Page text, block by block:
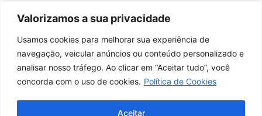
Valorizamos a sua privacidade
Usamos cookies para melhorar sua experiência de
navegação, veicular anúncios ou conteúdo personalizado e
analisar nosso tráfego. Ao clicar em “Aceitar tudo”, você
concorda com o uso de cookies. Política de Cookies
Aceitar
SIGA-NOS